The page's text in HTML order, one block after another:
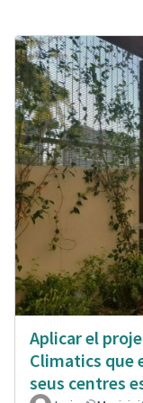
Aplicar el
Climatics que
seus centres